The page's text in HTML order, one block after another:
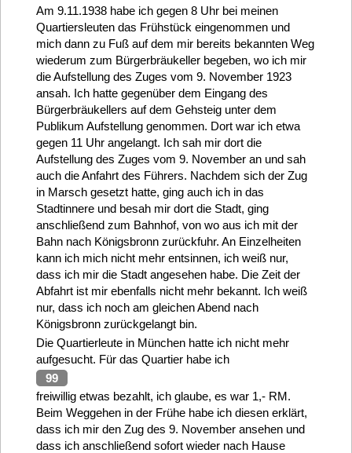
Am 9.11.1938 habe ich gegen 8 Uhr bei meinen
Quartiersleuten das Frühstück eingenommen und
mich dann zu Fuß auf dem mir bereits bekannten Weg
wiederum zum Bürgerbräukeller begeben, wo ich mir
die Aufstellung des Zuges vom 9. November 1923
ansah. Ich hatte gegenüber dem Eingang des
Bürgerbräukellers auf dem Gehsteig unter dem
Publikum Aufstellung genommen. Dort war ich etwa
gegen 11 Uhr angelangt. Ich sah mir dort die
Aufstellung des Zuges vom 9. November an und sah
auch die Anfahrt des Führers. Nachdem sich der Zug
in Marsch gesetzt hatte, ging auch ich in das
Stadtinnere und besah mir dort die Stadt, ging
anschließend zum Bahnhof, von wo aus ich mit der
Bahn nach Königsbronn zurückfuhr. An Einzelheiten
kann ich mich nicht mehr entsinnen, ich weiß nur,
dass ich mir die Stadt angesehen habe. Die Zeit der
Abfahrt ist mir ebenfalls nicht mehr bekannt. Ich weiß
nur, dass ich noch am gleichen Abend nach
Königsbronn zurückgelangt bin.
Die Quartierleute in München hatte ich nicht mehr
aufgesucht. Für das Quartier habe ich
99
freiwillig etwas bezahlt, ich glaube, es war 1,- RM.
Beim Weggehen in der Frühe habe ich diesen erklärt,
dass ich mir den Zug des 9. November ansehen und
dass ich anschließend sofort wieder nach Hause